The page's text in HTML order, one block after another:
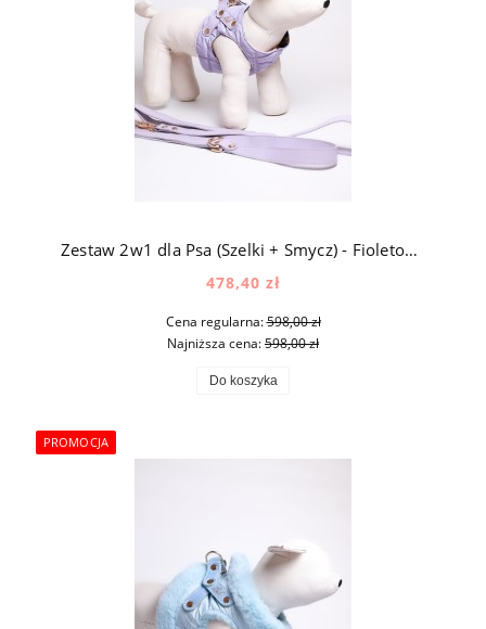
Zestaw 2w1 dla Psa (Szelki + Smycz) - Fioletowy
478,40 zł
Cena regularna:598,00 zł
Najniższa cena:598,00 zł
Do koszyka
PROMOCJA